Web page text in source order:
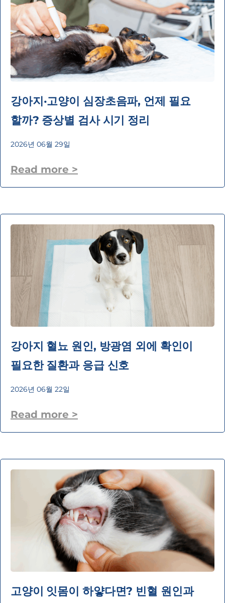
강아지·고양이 심장초음파, 언제 필요
할까? 증상별 검사 시기 정리
2026년 06월 29일
Read more >
강아지 혈뇨 원인, 방광염 외에 확인이
필요한 질환과 응급 신호
2026년 06월 22일
Read more >
고양이 잇몸이 하얗다면? 빈혈 원인과